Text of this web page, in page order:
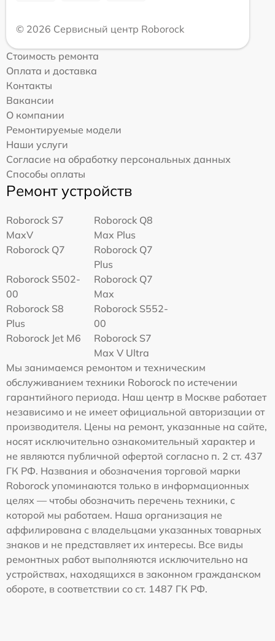
© 2026 Сервисный центр Roborock
Стоимость ремонта
Оплата и доставка
Контакты
Вакансии
О компании
Ремонтируемые модели
Наши услуги
Согласие на обработку персональных данных
Способы оплаты
Ремонт устройств
Roborock S7
MaxV
Roborock Q8
Max Plus
Roborock Q7
Roborock Q7
Plus
Roborock S502-
00
Roborock Q7
Max
Roborock S8
Plus
Roborock S552-
00
Roborock Jet M6
Roborock S7
Max V Ultra
Мы занимаемся ремонтом и техническим
обслуживанием техники Roborock по истечении
гарантийного периода. Наш центр в Москве работает
независимо и не имеет официальной авторизации от
производителя. Цены на ремонт, указанные на сайте,
носят исключительно ознакомительный характер и
не являются публичной офертой согласно п. 2 ст. 437
ГК РФ. Названия и обозначения торговой марки
Roborock упоминаются только в информационных
целях — чтобы обозначить перечень техники, с
которой мы работаем. Наша организация не
аффилирована с владельцами указанных товарных
знаков и не представляет их интересы. Все виды
ремонтных работ выполняются исключительно на
устройствах, находящихся в законном гражданском
обороте, в соответствии со ст. 1487 ГК РФ.